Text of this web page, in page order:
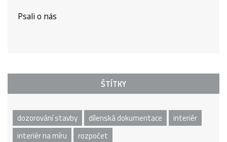
Psali o nás
ŠTÍTKY
dozorování stavby dílenská dokumentace
interiér
interiér na míru
rozpočet